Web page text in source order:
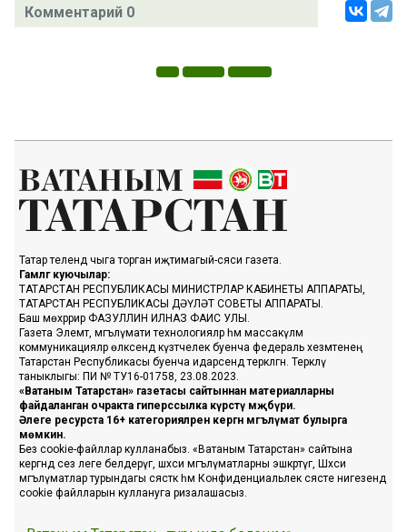
Комментарий 0
Татар телендә чыга торган иҗтимагый-сәяси газета.
Гамәлгә куючылар:
ТАТАРСТАН РЕСПУБЛИКАСЫ МИНИСТРЛАР КАБИНЕТЫ АППАРАТЫ,
ТАТАРСТАН РЕСПУБЛИКАСЫ ДӘҮЛӘТ СОВЕТЫ АППАРАТЫ.
Баш мөхәррир ФАЗУЛЛИН ИЛНАЗ ФАИС УЛЫ.
Газета Элемтә, мәгълүмати технологияләр һәм массакүләм
коммуникацияләр өлкәсендә күзәтчелек буенча федераль хезмәтенең
Татарстан Республикасы буенча идарәсендә теркәлгән. Теркәлү
таныклыгы: ПИ № ТУ16-01758, 23.08.2023.
«Ватаным Татарстан» газетасы сайтыннан материалларны
файдаланган очракта гиперссылка күрсәтү мәҗбүри.
Әлеге ресурста 16+ категорияләренә кергән мәгълүмат булырга
мөмкин.
Без cookie-файллар кулланабыз. «Ватаным Татарстан» сайтына
кергәндә сез әлеге белдерүгә, шәхси мәгълүматларны эшкәртүгә, Шәхси
мәгълүматлар турындагы сәясәткә һәм Конфиденциальлек сәясәте нигезендә
cookie файлларын куллануга ризалашасыз.